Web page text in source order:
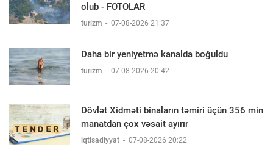
olub - FOTOLAR
turizm - 07-08-2026 21:37
Daha bir yeniyetmə kanalda boğuldu
turizm - 07-08-2026 20:42
Dövlət Xidməti binaların təmiri üçün 356 min
manatdan çox vəsait ayırır
iqtisadiyyat - 07-08-2026 20:22